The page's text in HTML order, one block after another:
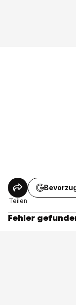
Teilen
Fehler